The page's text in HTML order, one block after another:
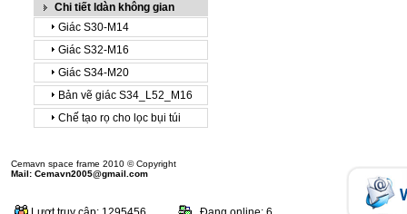
Chi tiết ldàn không gian
Giác S30-M14
Giác S32-M16
Giác S34-M20
Bản vẽ giác S34_L52_M16
Chế tạo rọ cho lọc bụi túi
Cemavn space frame 2010 © Copyright
Mail: Cemavn2005@gmail.com